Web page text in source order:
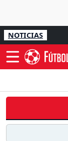
NOTICIAS